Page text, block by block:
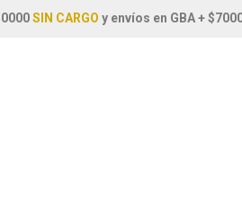
SIN CARGO y envíos en GBA +